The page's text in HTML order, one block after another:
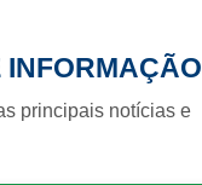
INFORMAÇÃO
principais notícias e